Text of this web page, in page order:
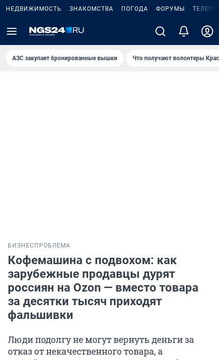
НЕДВИЖИМОСТЬ ЗНАКОМСТВА ПОГОДА ФОРУМЫ
AЗС закупает бронированные вышки Что получают волонтеры
БИЗНЕС ПРОБЛЕМА
Кофемашина с подвохом: как
зарубежные продавцы дурят
россиян на Ozon — вместо товара
за десятки тысяч приходят
фальшивки
Люди подолгу не могут вернуть деньги за
отказ от некачественного товара, а